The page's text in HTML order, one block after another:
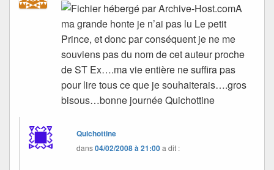
A
ma grande honte je n’ai pas lu Le petit
Prince, et donc par conséquent je ne me
souviens pas du nom de cet auteur proche
de ST Ex….ma vie entière ne suffira pas
pour lire tous ce que je souhaiterais….gros
bisous…bonne journée Quichottine
Quichottine
dans04/02/2008 à 21:00a dit :